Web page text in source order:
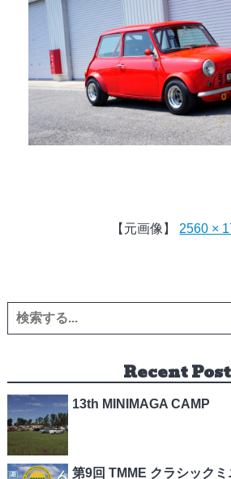
【元画像】 2560 ×
検索:
Recent
13th MINIMAGA CAMP
第9回 TMME クラシック